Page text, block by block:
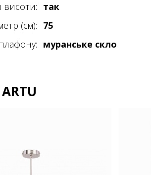
висоти: так
(см): 75
муранське скло
ARTU